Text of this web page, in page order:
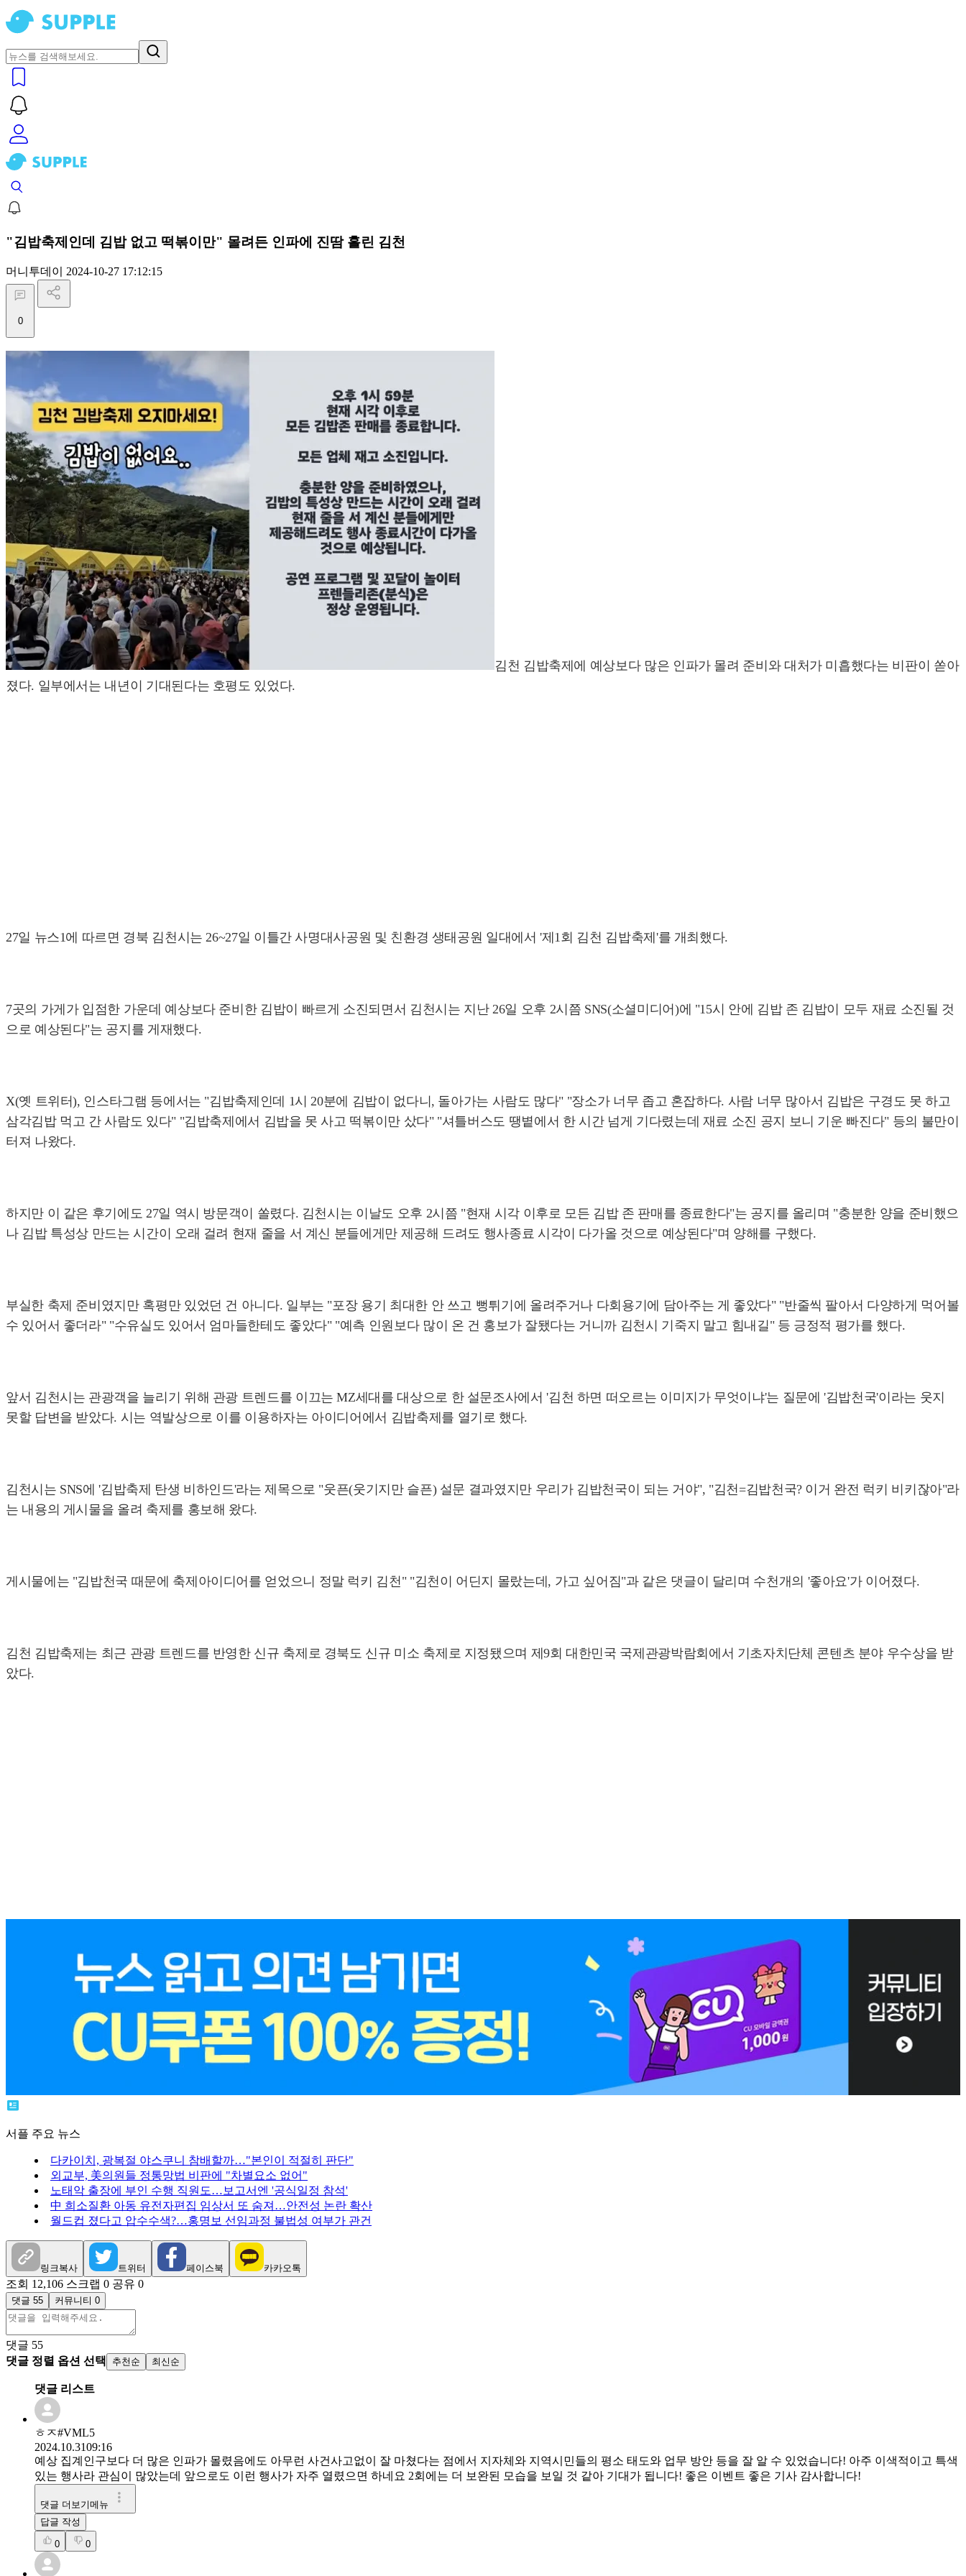
"김밥축제인데 김밥 없고 떡볶이만" 몰려든 인파에 진땀 흘린 김천
머니투데이 2024-10-27 17:12:15
0
김천 김밥축제에 예상보다 많은 인파가 몰려 준비와 대처가 미흡했다는 비판이 쏟아
졌다. 일부에서는 내년이 기대된다는 호평도 있었다.
27일 뉴스1에 따르면 경북 김천시는 26~27일 이틀간 사명대사공원 및 친환경 생태공원 일대에서 '제1회 김천 김밥축제'를 개최했다.
7곳의 가게가 입점한 가운데 예상보다 준비한 김밥이 빠르게 소진되면서 김천시는 지난 26일 오후 2시쯤 SNS(소셜미디어)에 "15시 안에 김밥 존 김밥이 모두 재료 소진될 것
으로 예상된다"는 공지를 게재했다.
X(옛 트위터), 인스타그램 등에서는 "김밥축제인데 1시 20분에 김밥이 없다니, 돌아가는 사람도 많다" "장소가 너무 좁고 혼잡하다. 사람 너무 많아서 김밥은 구경도 못 하고
삼각김밥 먹고 간 사람도 있다" "김밥축제에서 김밥을 못 사고 떡볶이만 샀다" "셔틀버스도 땡볕에서 한 시간 넘게 기다렸는데 재료 소진 공지 보니 기운 빠진다" 등의 불만이
터져 나왔다.
하지만 이 같은 후기에도 27일 역시 방문객이 쏠렸다. 김천시는 이날도 오후 2시쯤 "현재 시각 이후로 모든 김밥 존 판매를 종료한다"는 공지를 올리며 "충분한 양을 준비했으
나 김밥 특성상 만드는 시간이 오래 걸려 현재 줄을 서 계신 분들에게만 제공해 드려도 행사종료 시각이 다가올 것으로 예상된다"며 양해를 구했다.
부실한 축제 준비였지만 혹평만 있었던 건 아니다. 일부는 "포장 용기 최대한 안 쓰고 뻥튀기에 올려주거나 다회용기에 담아주는 게 좋았다" "반줄씩 팔아서 다양하게 먹어볼
수 있어서 좋더라" "수유실도 있어서 엄마들한테도 좋았다" "예측 인원보다 많이 온 건 홍보가 잘됐다는 거니까 김천시 기죽지 말고 힘내길" 등 긍정적 평가를 했다.
앞서 김천시는 관광객을 늘리기 위해 관광 트렌드를 이끄는 MZ세대를 대상으로 한 설문조사에서 '김천 하면 떠오르는 이미지가 무엇이냐'는 질문에 '김밥천국'이라는 웃지
못할 답변을 받았다. 시는 역발상으로 이를 이용하자는 아이디어에서 김밥축제를 열기로 했다.
김천시는 SNS에 '김밥축제 탄생 비하인드'라는 제목으로 "웃픈(웃기지만 슬픈) 설문 결과였지만 우리가 김밥천국이 되는 거야", "김천=김밥천국? 이거 완전 럭키 비키잖아"라
는 내용의 게시물을 올려 축제를 홍보해 왔다.
게시물에는 "김밥천국 때문에 축제아이디어를 얻었으니 정말 럭키 김천" "김천이 어딘지 몰랐는데, 가고 싶어짐"과 같은 댓글이 달리며 수천개의 '좋아요'가 이어졌다.
김천 김밥축제는 최근 관광 트렌드를 반영한 신규 축제로 경북도 신규 미소 축제로 지정됐으며 제9회 대한민국 국제관광박람회에서 기초자치단체 콘텐츠 분야 우수상을 받
았다.
서플 주요 뉴스
다카이치, 광복절 야스쿠니 참배할까…"본인이 적절히 판단"
외교부, 美의원들 정통망법 비판에 "차별요소 없어"
노태악 출장에 부인 수행 직원도…보고서엔 '공식일정 참석'
中 희소질환 아동 유전자편집 임상서 또 숨져…안전성 논란 확산
월드컵 졌다고 압수수색?…홍명보 선임과정 불법성 여부가 관건
링크복사 트위터 페이스북 카카오톡
조회 12,106 스크랩 0 공유 0
댓글 55 커뮤니티 0
댓글 55
댓글 정렬 옵션 선택
추천순 최신순
댓글 리스트
ㅎㅈ#VML5
2024.10.3109:16
예상 집계인구보다 더 많은 인파가 몰렸음에도 아무런 사건사고없이 잘 마쳤다는 점에서 지자체와 지역시민들의 평소 태도와 업무 방안 등을 잘 알 수 있었습니다! 아주 이색적이고 특색
있는 행사라 관심이 많았는데 앞으로도 이런 행사가 자주 열렸으면 하네요 2회에는 더 보완된 모습을 보일 것 같아 기대가 됩니다! 좋은 이벤트 좋은 기사 감사합니다!
댓글 더보기메뉴
답글 작성
0 0